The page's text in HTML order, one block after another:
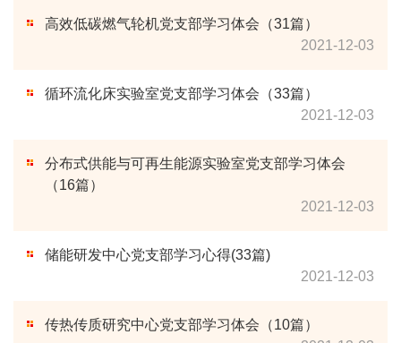
高效低碳燃气轮机党支部学习体会（31篇）
2021-12-03
循环流化床实验室党支部学习体会（33篇）
2021-12-03
分布式供能与可再生能源实验室党支部学习体会
（16篇）
2021-12-03
储能研发中心党支部学习心得(33篇)
2021-12-03
传热传质研究中心党支部学习体会（10篇）